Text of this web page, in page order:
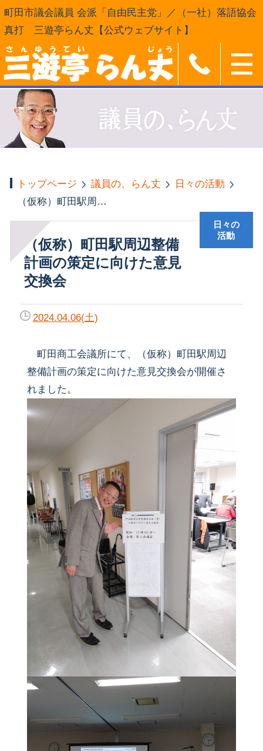
町田市議会議員 会派「自由民主党」／（一社）落語協会
真打 三遊亭らん丈【公式ウェブサイト】
トップページ 議員の、らん丈
日々の活動
（仮称）町田駅周辺整備計画の策定に向けた意見交換会
（仮称）町田駅周辺整備
計画の策定に向けた意見
交換会
日々の
活動
2024.04.06(土)
町田商工会議所にて、（仮称）町田駅周辺
整備計画の策定に向けた意見交換会が開催さ
れました。